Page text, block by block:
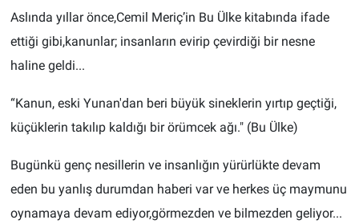
Aslında yıllar önce,Cemil Meriç’in Bu Ülke kitabında ifade
ettiği gibi,kanunlar; insanların evirip çevirdiği bir nesne
haline geldi...
“Kanun, eski Yunan'dan beri büyük sineklerin yırtıp geçtiği,
küçüklerin takılıp kaldığı bir örümcek ağı." (Bu Ülke)
Bugünkü genç nesillerin ve insanlığın yürürlükte devam
eden bu yanlış durumdan haberi var ve herkes üç maymunu
oynamaya devam ediyor,görmezden ve bilmezden geliyor...